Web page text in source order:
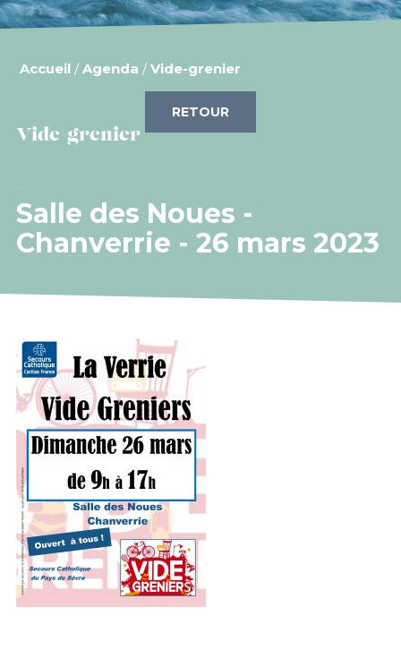
Accueil /Agenda /Vide-grenier
RETOUR
Vide-grenier
Salle des Noues -
Chanverrie - 26 mars 2023